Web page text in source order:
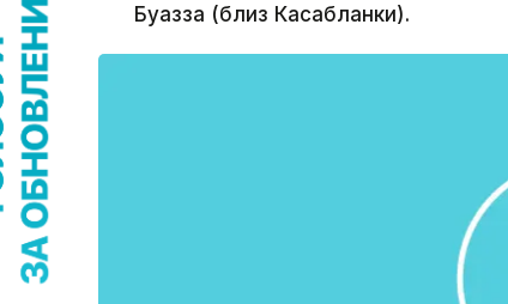
Буазза (близ Касабланки).